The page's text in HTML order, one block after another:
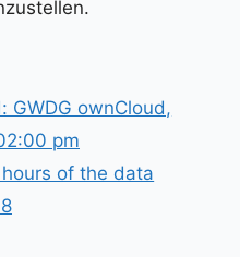
GWDG ownCloud,
pm
of the data